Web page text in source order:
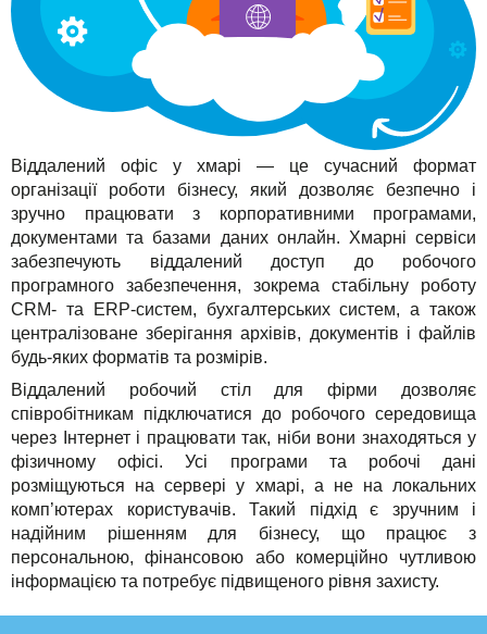
TuchaHosting
TuchaSync
Реселінг хостингу
Контакти
Віддалений офіс у хмарі — це сучасний формат
організації роботи бізнесу, який дозволяє безпечно і
зручно працювати з корпоративними програмами,
документами та базами даних онлайн. Хмарні сервіси
забезпечують віддалений доступ до робочого
програмного забезпечення, зокрема стабільну роботу
CRM- та ERP-систем, бухгалтерських систем, а також
централізоване зберігання архівів, документів і файлів
будь-яких форматів та розмірів.
Віддалений робочий стіл для фірми дозволяє
співробітникам підключатися до робочого середовища
через Інтернет і працювати так, ніби вони знаходяться у
фізичному офісі. Усі програми та робочі дані
розміщуються на сервері у хмарі, а не на локальних
комп’ютерах користувачів. Такий підхід є зручним і
надійним рішенням для бізнесу, що працює з
персональною, фінансовою або комерційно чутливою
інформацією та потребує підвищеного рівня захисту.